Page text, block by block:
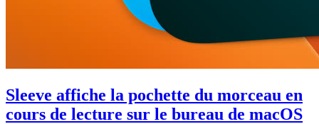
Sleeve affiche la pochette du morceau en
cours de lecture sur le bureau de macOS